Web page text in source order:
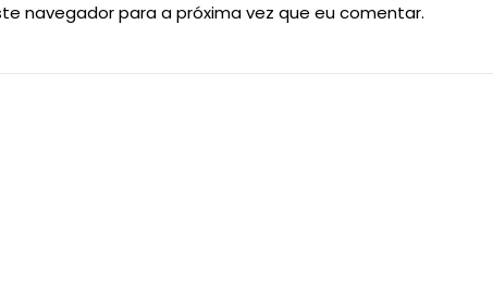
navegador para a próxima vez que eu comentar.